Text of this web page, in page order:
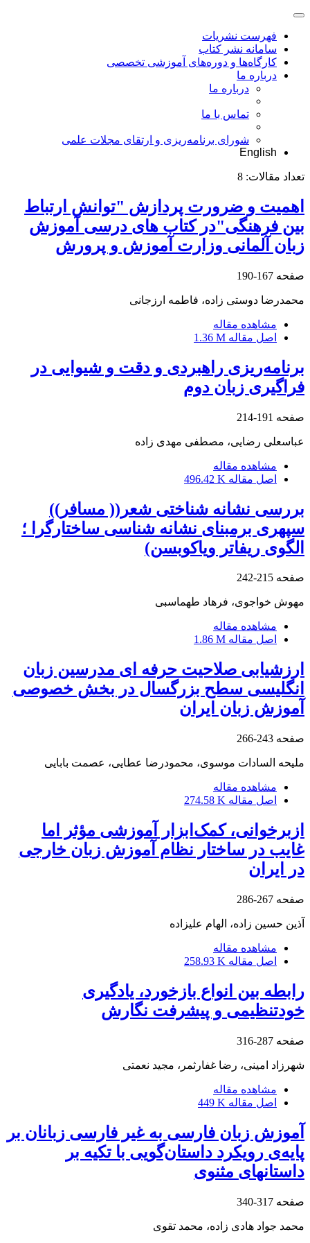
فهرست نشریات
سامانه نشر کتاب
کارگاه‌ها و دوره‌های آموزشی تخصصی
درباره ما
درباره ما
تماس با ما
شورای برنامه‌ریزی و ارتقای مجلات علمی
English
تعداد مقالات: 8
اهمیت و ضرورت پردازش "توانش ارتباط
بین فرهنگی"در کتاب های درسی آموزش
زبان آلمانی وزارت آموزش و پرورش
صفحه 167-190
محمدرضا دوستی زاده، فاطمه ارزجانی
مشاهده مقاله
اصل مقاله 1.36 M
برنامه‌ریزی راهبردی و دقت و شیوایی در
فراگیری زبان دوم
صفحه 191-214
عباسعلی رضایی، مصطفی مهدی زاده
مشاهده مقاله
اصل مقاله 496.42 K
بررسی نشانه شناختی شعر(( مسافر))
سپهری برمبنای نشانه شناسی ساختارگرا ؛
الگوی ریفاتر ویاکوبسن)
صفحه 215-242
مهوش خواجوی، فرهاد طهماسبی
مشاهده مقاله
اصل مقاله 1.86 M
ارزشیابی صلاحیت حرفه ای مدرسین زبان
انگلیسی سطح بزرگسال در بخش خصوصی
آموزش زبان ایران
صفحه 243-266
ملیحه السادات موسوی، محمودرضا عطایی، عصمت بابایی
مشاهده مقاله
اصل مقاله 274.58 K
ازبرخوانی، کمک‌ابزار آموزشی مؤثر اما
غایب در ساختار نظام آموزش زبان خارجی
در ایران
صفحه 267-286
آذین حسین زاده، الهام علیزاده
مشاهده مقاله
اصل مقاله 258.93 K
رابطه‌ بین انواع بازخورد، یادگیری
خودتنظیمی و پیشرفت نگارش
صفحه 287-316
شهرزاد امینی، رضا غفارثمر، مجید نعمتی
مشاهده مقاله
اصل مقاله 449 K
آموزش زبان فارسی به غیر فارسی زبانان بر
پایه‌ی رویکرد داستان‌گویی با تکیه بر
داستانهای مثنوی
صفحه 317-340
محمد جواد هادی زاده، محمد تقوی